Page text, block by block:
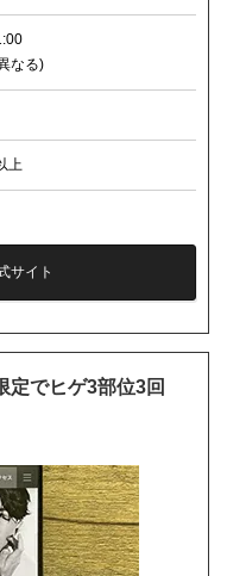
なる)
上
サイト
定でヒゲ3部位3回